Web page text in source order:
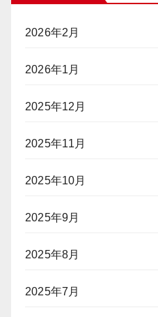
2026年2月
2026年1月
2025年12月
2025年11月
2025年10月
2025年9月
2025年8月
2025年7月